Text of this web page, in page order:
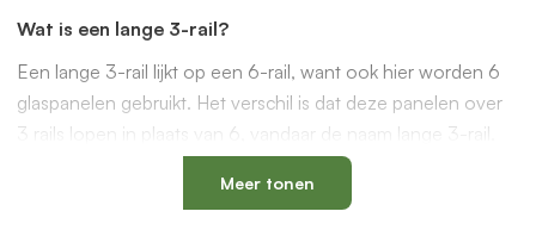
Wat is een lange 3-rail?
Een lange 3-rail lijkt op een 6-rail, want ook hier worden 6
glaspanelen gebruikt. Het verschil is dat deze panelen over
3 rails lopen in plaats van 6, vandaar de naam lange 3-rail.
Kies deze uitvoering wanneer je minder brede rails wilt, of
wanneer een 6-rail niet goed past op je ondergrond. Ook is
Meer tonen